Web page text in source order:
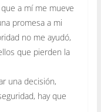
a mí me mueve
promesa a mi
no me ayudó,
que pierden la
una decisión,
hay que